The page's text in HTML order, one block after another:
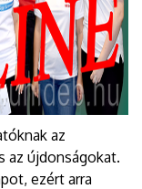
az
az újdonságokat.
ezért arra